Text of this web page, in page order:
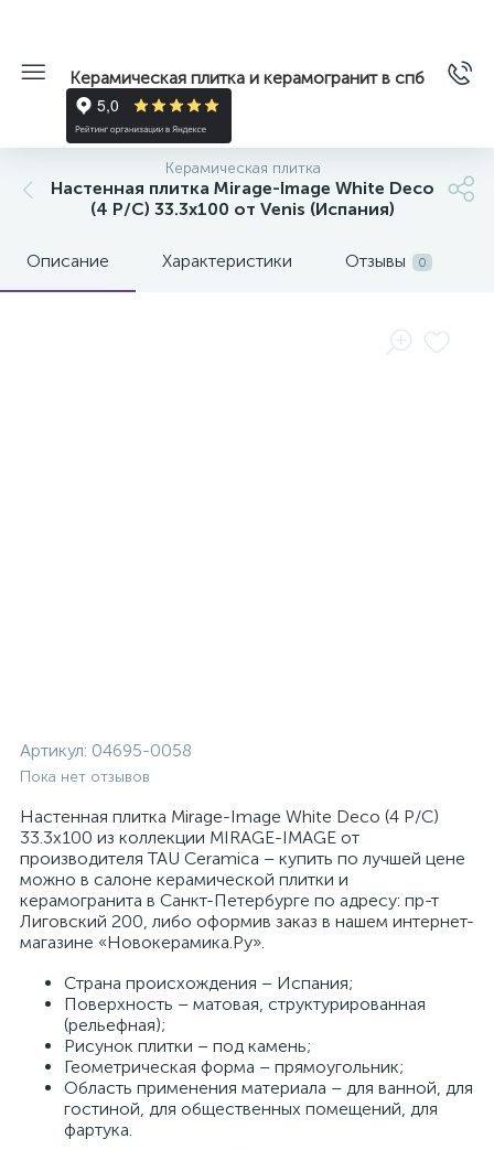
Керамическая плитка и керамогранит в спб
Керамическая плитка
Настенная плитка Mirage-Image White Deco
(4 P/C) 33.3x100 от Venis (Испания)
Описание Характеристики Отзывы 0
Артикул: 04695-0058
Пока нет отзывов
Настенная плитка Mirage-Image White Deco (4 P/C)
33.3x100 из коллекции MIRAGE-IMAGE от
производителя TAU Ceramica – купить по лучшей цене
можно в салоне керамической плитки и
керамогранита в Санкт-Петербурге по адресу: пр-т
Лиговский 200, либо оформив заказ в нашем интернет-
магазине «Новокерамика.Ру».
Страна происхождения – Испания;
Поверхность – матовая, структурированная
(рельефная);
Рисунок плитки – под камень;
Геометрическая форма – прямоугольник;
Область применения материала – для ванной, для
гостиной, для общественных помещений, для
фартука.